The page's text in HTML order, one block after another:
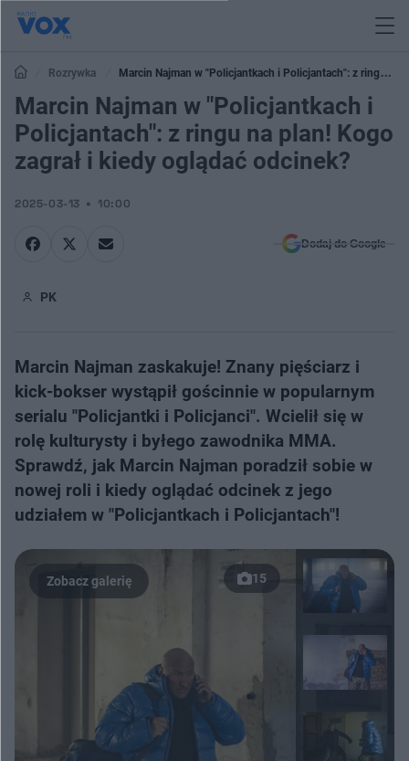
Rozrywka
Marcin Najman w "Policjantkach i Policjantach": z ringu na
plan! Kogo zagrał i kiedy oglądać odcinek?
Marcin Najman w "Policjantkach i
Policjantach": z ringu na plan! Kogo
zagrał i kiedy oglądać odcinek?
2025-03-13 10:00
Dodaj do Google
PK
Marcin Najman zaskakuje! Znany pięściarz i
kick-bokser wystąpił gościnnie w popularnym
serialu "Policjantki i Policjanci". Wcielił się w
rolę kulturysty i byłego zawodnika MMA.
Sprawdź, jak Marcin Najman poradził sobie w
nowej roli i kiedy oglądać odcinek z jego
udziałem w "Policjantkach i Policjantach"!
15